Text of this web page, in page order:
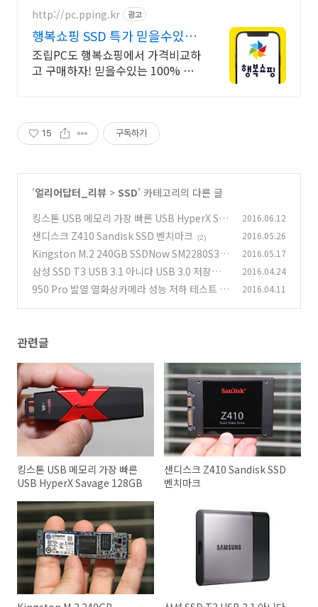
http://pc.pping.kr 광고
행복쇼핑 SSD 특가 믿을수있는
100% 매매보호
조립PC도 행복쇼핑에서 가격비교하
고 구매하자! 믿을수있는 100% 매
15 구독하기
'얼리어답터_리뷰 > SSD' 카테고리의 다른 글
킹스톤 USB 메모리 가장 빠른 USB HyperX Sav
age 128GB
(0)
2016.06.12
샌디스크 Z410 Sandisk SSD 벤치마크 (2) 2016.05.26
Kingston M.2 240GB SSDNow SM2280S3G
2 벤치마크 (1)
2016.05.17
삼성 SSD T3 USB 3.1 아니다 USB 3.0 저장장
치 (9)
2016.04.24
950 Pro 발열 열화상카메라 성능 저하 테스트 2016.04.11
관련글
킹스톤 USB 메모리 가장 빠른
USB HyperX Savage 128GB
샌디스크 Z410 Sandisk SSD
벤치마크